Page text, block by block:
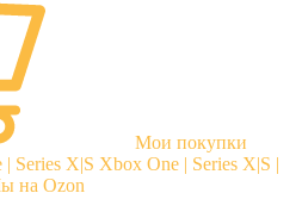
Мои покупки
Series X|S Xbox One | Series X|S |
на Ozon